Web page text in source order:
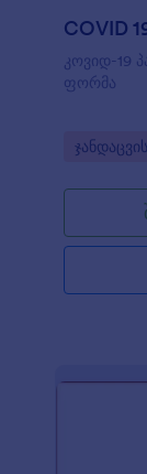
კოვიდ-19
ფორმა
Go to